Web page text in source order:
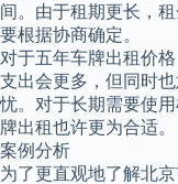
间。由于租期更长，
要根据协商确定。
对于五年车牌出租价
支出会更多，但同时
忧。对于长期需要使
牌出租也许更为合适。
案例分析
为了更直观地了解北